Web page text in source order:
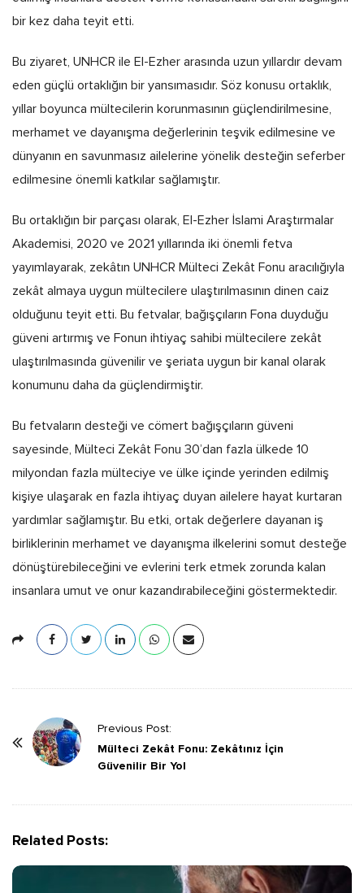
bir kez daha teyit etti.
Bu ziyaret, UNHCR ile El-Ezher arasında uzun yıllardır devam
eden güçlü ortaklığın bir yansımasıdır. Söz konusu ortaklık,
yıllar boyunca mültecilerin korunmasının güçlendirilmesine,
merhamet ve dayanışma değerlerinin teşvik edilmesine ve
dünyanın en savunmasız ailelerine yönelik desteğin seferber
edilmesine önemli katkılar sağlamıştır.
Bu ortaklığın bir parçası olarak, El-Ezher İslami Araştırmalar
Akademisi, 2020 ve 2021 yıllarında iki önemli fetva
yayımlayarak, zekâtın UNHCR Mülteci Zekât Fonu aracılığıyla
zekât almaya uygun mültecilere ulaştırılmasının dinen caiz
olduğunu teyit etti. Bu fetvalar, bağışçıların Fona duyduğu
güveni artırmış ve Fonun ihtiyaç sahibi mültecilere zekât
ulaştırılmasında güvenilir ve şeriata uygun bir kanal olarak
konumunu daha da güçlendirmiştir.
Bu fetvaların desteği ve cömert bağışçıların güveni
sayesinde, Mülteci Zekât Fonu 30’dan fazla ülkede 10
milyondan fazla mülteciye ve ülke içinde yerinden edilmiş
kişiye ulaşarak en fazla ihtiyaç duyan ailelere hayat kurtaran
yardımlar sağlamıştır. Bu etki, ortak değerlere dayanan iş
birliklerinin merhamet ve dayanışma ilkelerini somut desteğe
dönüştürebileceğini ve evlerini terk etmek zorunda kalan
insanlara umut ve onur kazandırabileceğini göstermektedir.
Previous Post:
Mülteci Zekât Fonu: Zekâtınız İçin
Güvenilir Bir Yol
Related Posts: